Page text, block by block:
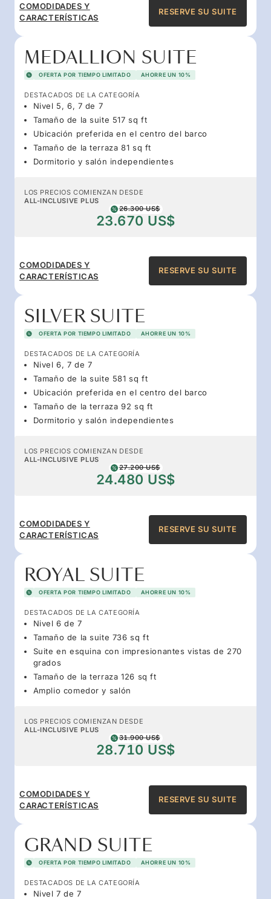
COMODIDADES Y
CARACTERÍSTICAS
RESERVE SU SUITE
MEDALLION SUITE
OFERTA POR TIEMPO LIMITADO AHORRE UN 10%
DESTACADOS DE LA CATEGORÍA
Nivel 5, 6, 7 de 7
Tamaño de la suite 517 sq ft
Ubicación preferida en el centro del barco
Tamaño de la terraza 81 sq ft
Dormitorio y salón independientes
LOS PRECIOS COMIENZAN DESDE
ALL-INCLUSIVE PLUS
26.300 US$
23.670 US$
COMODIDADES Y
CARACTERÍSTICAS
RESERVE SU SUITE
SILVER SUITE
OFERTA POR TIEMPO LIMITADO AHORRE UN 10%
DESTACADOS DE LA CATEGORÍA
Nivel 6, 7 de 7
Tamaño de la suite 581 sq ft
Ubicación preferida en el centro del barco
Tamaño de la terraza 92 sq ft
Dormitorio y salón independientes
LOS PRECIOS COMIENZAN DESDE
ALL-INCLUSIVE PLUS
27.200 US$
24.480 US$
COMODIDADES Y
CARACTERÍSTICAS
RESERVE SU SUITE
ROYAL SUITE
OFERTA POR TIEMPO LIMITADO AHORRE UN 10%
DESTACADOS DE LA CATEGORÍA
Nivel 6 de 7
Tamaño de la suite 736 sq ft
Suite en esquina con impresionantes vistas de 270
grados
Tamaño de la terraza 126 sq ft
Amplio comedor y salón
LOS PRECIOS COMIENZAN DESDE
ALL-INCLUSIVE PLUS
31.900 US$
28.710 US$
COMODIDADES Y
CARACTERÍSTICAS
RESERVE SU SUITE
GRAND SUITE
OFERTA POR TIEMPO LIMITADO AHORRE UN 10%
DESTACADOS DE LA CATEGORÍA
Nivel 7 de 7